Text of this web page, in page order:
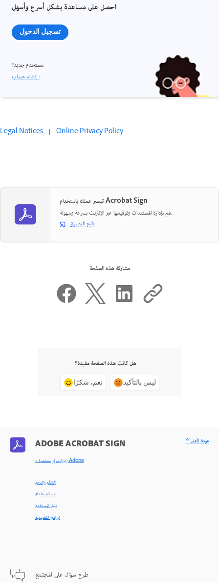
احصل على مساعدة بشكل أسرع وأسهل
تسجيل الدخول
مستخدم جديد؟
إنشاء حساب ›
Legal Notices | Online Privacy Policy
تيسير عملك باستخدام Acrobat Sign
قم بإدارة المستندات وتوقيعها عبر الإنترنت بسرعة وسهولة.
فتح التطبيق
مشاركة هذه الصفحة
هل كانت هذه الصفحة مفيدة؟
نعم، شكرًا ليس بالتأكيد
ADOBE ACROBAT SIGN
< زيارة مركز مساعدة Adobe
التعلّم والدعم
بدء الاستخدام
دليل المستخدم
البرامج التعليمية
طرح سؤال على المجتمع
^ عودة لأعلى